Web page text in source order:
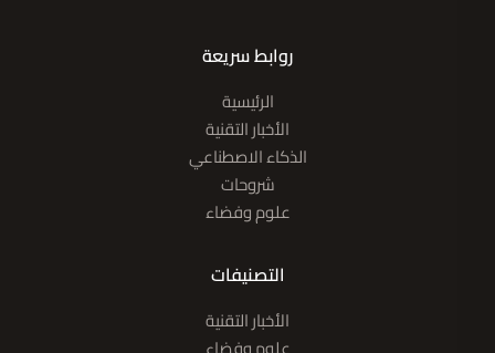
روابط سريعة
الرئيسية
الأخبار التقنية
الذكاء الاصطناعي
شروحات
علوم وفضاء
التصنيفات
الأخبار التقنية